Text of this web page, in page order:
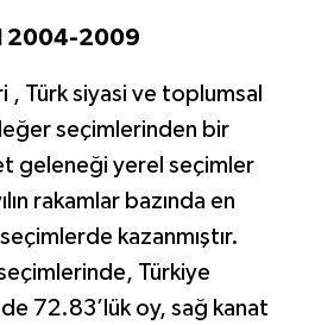
2004-2009
Türk siyasi ve toplumsal
seçimlerinden bir
geleneği yerel seçimler
rakamlar bazında en
kazanmıştır.
Türkiye
72.83’lük oy, sağ kanat